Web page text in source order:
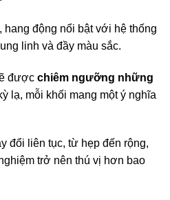
động nổi bật với hệ thống
linh và đầy màu sắc.
được chiêm ngưỡng những
lạ, mỗi khối mang một ý nghĩa
đổi liên tục, từ hẹp đến rộng,
trở nên thú vị hơn bao